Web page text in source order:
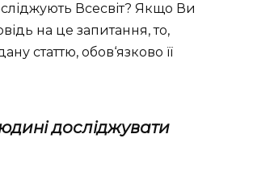
Всесвіт? Якщо Ви
на це запитання, то,
статтю, обов‘язково її
досліджувати